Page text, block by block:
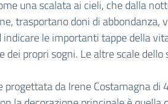
una scalata ai cieli, che dalla
trasportano doni di
le importanti tappe della
propri sogni. Le altre scale
da Irene Costamagna di